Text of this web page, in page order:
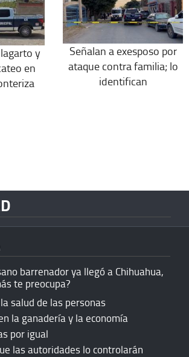
y
en
Señalan a exesposo por
ataque contra familia; lo
identifican
barrenador ya llegó a Chihuahua,
te preocupa?
salud de las personas
la ganadería y la economía
por igual
las autoridades lo controlarán